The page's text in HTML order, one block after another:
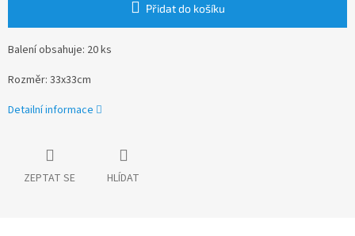
Přidat do košíku
Balení obsahuje: 20 ks
Rozměr: 33x33cm
Detailní informace
ZEPTAT SE HLÍDAT